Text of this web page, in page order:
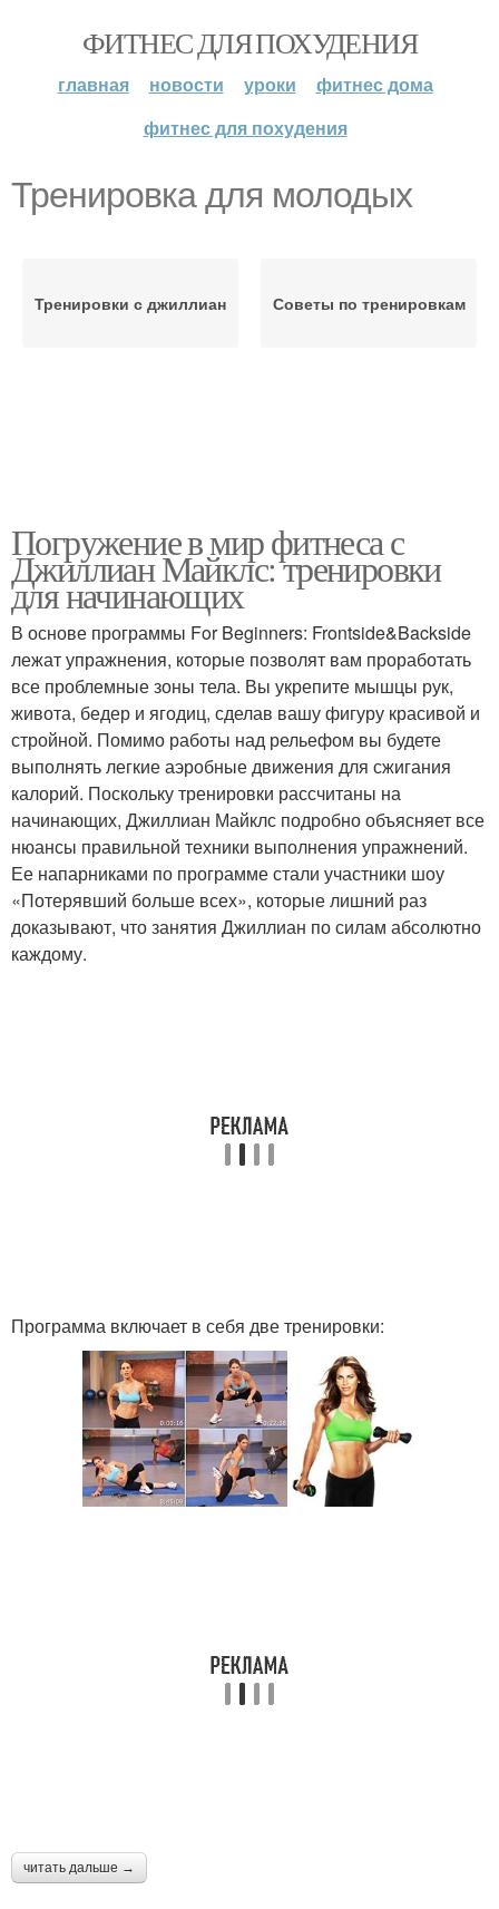
ФИТНЕС ДЛЯ ПОХУДЕНИЯ
главная новости уроки
фитнес дома
фитнес для похудения
Тренировка для молодых
Тренировки с джиллиан Советы по тренировкам
Погружение в мир фитнеса с
Джиллиан Майклс: тренировки
для начинающих
В основе программы For Beginners: Frontside&Backside
лежат упражнения, которые позволят вам проработать
все проблемные зоны тела. Вы укрепите мышцы рук,
живота, бедер и ягодиц, сделав вашу фигуру красивой и
стройной. Помимо работы над рельефом вы будете
выполнять легкие аэробные движения для сжигания
калорий. Поскольку тренировки рассчитаны на
начинающих, Джиллиан Майклс подробно объясняет все
нюансы правильной техники выполнения упражнений.
Ее напарниками по программе стали участники шоу
«Потерявший больше всех», которые лишний раз
доказывают, что занятия Джиллиан по силам абсолютно
каждому.
Программа включает в себя две тренировки:
читать дальше →